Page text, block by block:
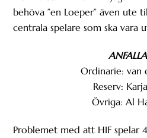
behöva ”en Loeper” även ute
centrala spelare som ska vara
Ordinarie: van
Reserv:
Övriga: Al
Problemet med att HIF spelar